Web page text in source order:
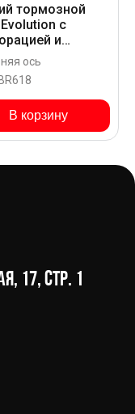
тормозной
с
и
в покрытии
для
GOLF VAN
1J___
ось
В корзину
17, стр. 1